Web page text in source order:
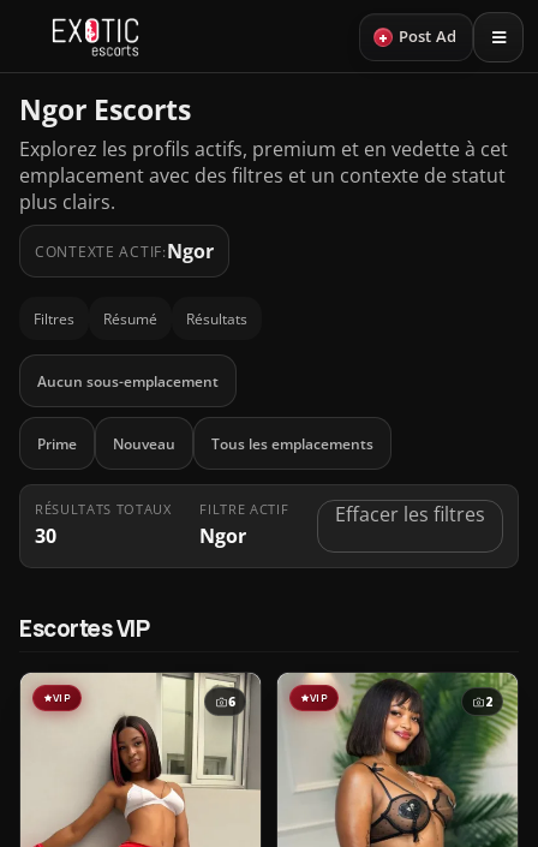
+ Post Ad
Ngor Escorts
Explorez les profils actifs, premium et en vedette à cet
emplacement avec des filtres et un contexte de statut
plus clairs.
CONTEXTE ACTIF:Ngor
Filtres Résumé Résultats
Aucun sous-emplacement
Prime Nouveau Tous les emplacements
RÉSULTATS TOTAUX
30
FILTRE ACTIF
Ngor
Effacer les filtres
Escortes VIP
VIP 6 VIP 2